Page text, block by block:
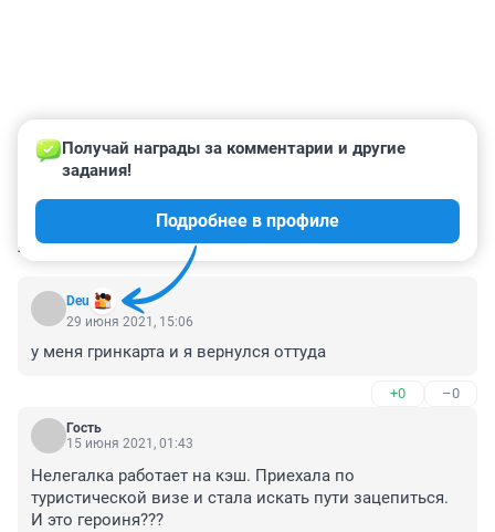
КОММЕНТАРИИ 132
Deu
Получай награды за комментарии и другие
задания!
Подробнее в профиле
29 июня 2021, 15:06
у меня гринкарта и я вернулся оттуда
+0 –0
Гость
15 июня 2021, 01:43
Нелегалка работает на кэш. Приехала по
туристической визе и стала искать пути зацепиться.
И это героиня???